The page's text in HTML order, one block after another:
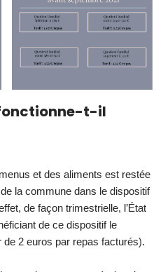
t-il
et des aliments est restée
la commune dans le dispositif
de façon trimestrielle, l’État
de ce dispositif le
2 euros par repas facturés).